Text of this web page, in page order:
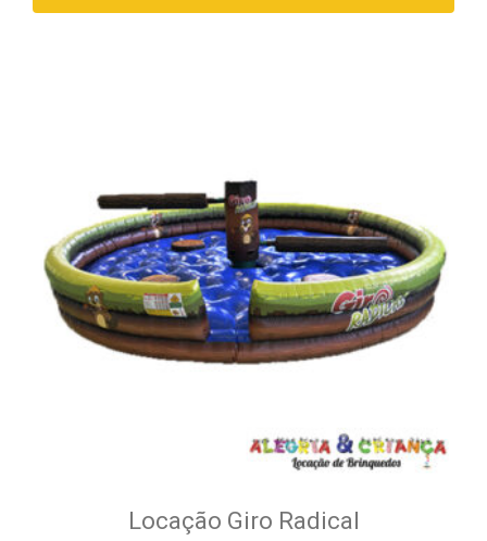
Locação Giro Radical